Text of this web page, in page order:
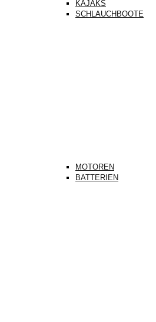
KAJAKS
SCHLAUCHBOOTE
MOTOREN
BATTERIEN